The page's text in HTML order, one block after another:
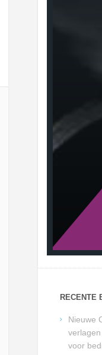
RECENTE
Nieuwe
voor